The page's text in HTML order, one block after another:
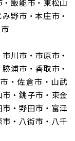
飯能市・東松山
野市・本庄市・
川市・市原市・
浦市・香取市・
・佐倉市・山武
・銚子市・東金
・野田市・富津
・八街市・八千